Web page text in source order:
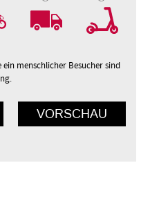
menschlicher Besucher sind